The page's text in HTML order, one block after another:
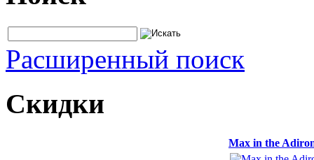
Расширенный поиск
Скидки
Max in the